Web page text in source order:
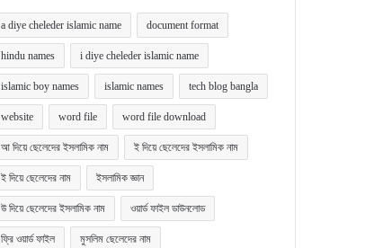
a diye cheleder islamic name document format
hindu names i diye cheleder islamic name
islamic boy names islamic names tech blog bangla
website word file word file download
আ দিয়ে ছেলেদের ইসলামিক নাম ই দিয়ে ছেলেদের ইসলামিক নাম
ই দিয়ে ছেলেদের নাম ইসলামিক জ্ঞান
উ দিয়ে ছেলেদের ইসলামিক নাম ওয়ার্ড ফাইল ডাউনলোড
ফ্রি ওয়ার্ড ফাইল মুসলিম ছেলেদের নাম